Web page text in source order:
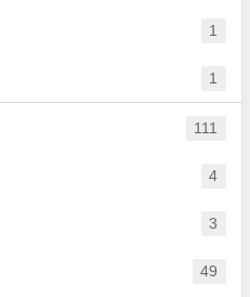
1
1
111
4
3
49